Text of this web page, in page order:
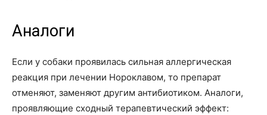
Аналоги
Если у собаки проявилась сильная аллергическая
реакция при лечении Нороклавом, то препарат
отменяют, заменяют другим антибиотиком. Аналоги,
проявляющие сходный терапевтический эффект: